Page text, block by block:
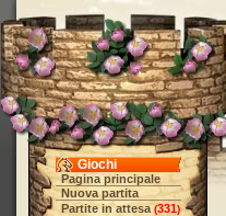
Giochi
Pagina principale
Nuova partita
Partite in attesa (331)